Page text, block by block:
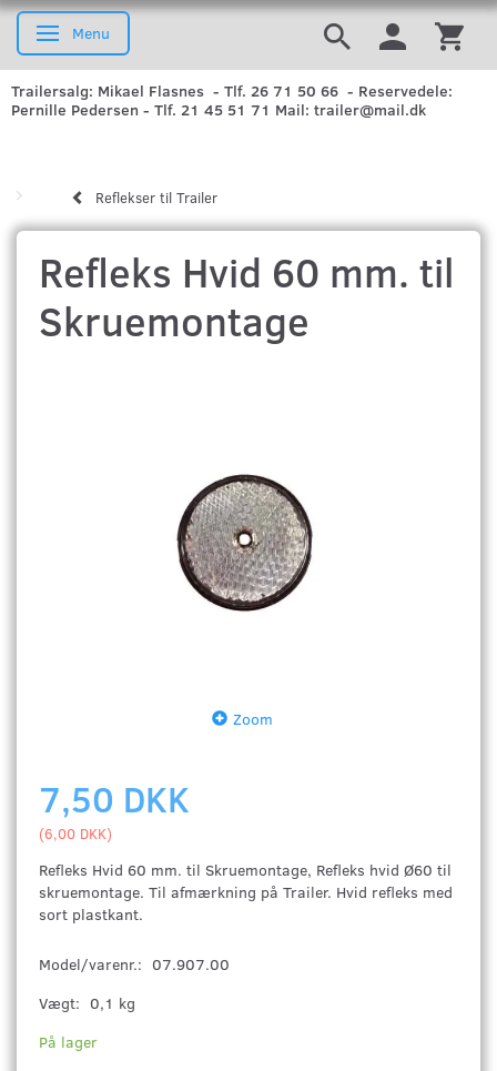
Skifte navigation
Menu
Trailersalg: Mikael Flasnes - Tlf. 26 71 50 66 - Reservedele:
Pernille Pedersen - Tlf. 21 45 51 71 Mail: trailer@mail.dk
Reflekser til Trailer
Refleks Hvid 60 mm. til
Skruemontage
Zoom
7,50 DKK
(6,00 DKK)
Refleks Hvid 60 mm. til Skruemontage, Refleks hvid Ø60 til
skruemontage. Til afmærkning på Trailer. Hvid refleks med
sort plastkant.
Model/varenr.: 07.907.00
Vægt: 0,1 kg
På lager